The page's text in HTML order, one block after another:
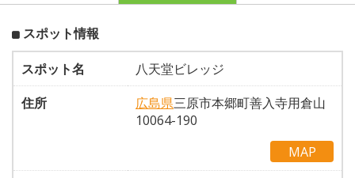
スポット情報
スポット名
八天堂ビレッジ
住所
広島県三原市本郷町善入寺用倉山
10064-190
MAP